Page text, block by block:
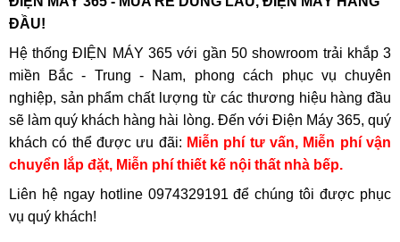
ĐẦU!
Hệ thống ĐIỆN MÁY 365 với gần 50 showroom trải khắp 3
miền Bắc - Trung - Nam, phong cách phục vụ chuyên
nghiệp, sản phẩm chất lượng từ các thương hiệu hàng đầu
sẽ làm quý khách hàng hài lòng. Đến với Điện Máy 365, quý
khách có thể được ưu đãi: Miễn phí tư vấn, Miễn phí vận
chuyển lắp đặt, Miễn phí thiết kế nội thất nhà bếp.
Liên hệ ngay hotline 0974329191 để chúng tôi được phục
vụ quý khách!